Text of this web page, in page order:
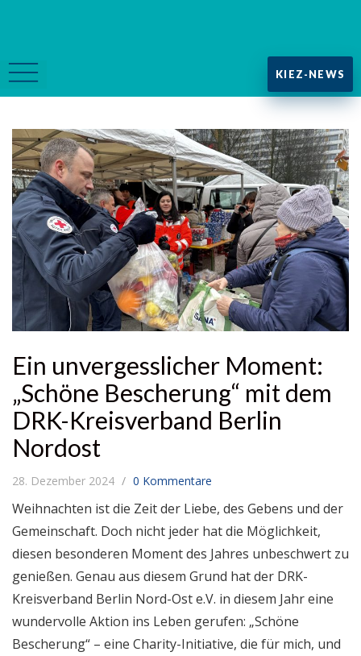
KIEZ-NEWS
Ein unvergesslicher Moment:
„Schöne Bescherung“ mit dem
DRK-Kreisverband Berlin
Nordost
28. Dezember 2024 0 Kommentare
Weihnachten ist die Zeit der Liebe, des Gebens und der
Gemeinschaft. Doch nicht jeder hat die Möglichkeit,
diesen besonderen Moment des Jahres unbeschwert zu
genießen. Genau aus diesem Grund hat der DRK-
Kreisverband Berlin Nord-Ost e.V. in diesem Jahr eine
wundervolle Aktion ins Leben gerufen: „Schöne
Bescherung“ – eine Charity-Initiative, die für mich, und